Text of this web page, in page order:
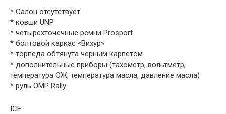
* Салон отсутствует
* ковши UNP
* четырехточечные ремни Prosport
* болтовой каркас «Вихур»
* торпеда обтянута черным карпетом
* дополнительные приборы (тахометр, вольтметр,
температура ОЖ, температура масла, давление масла)
* руль OMP Rally
ICE: